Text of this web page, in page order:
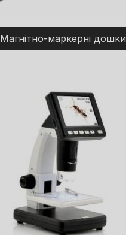
Магнітно-маркерні дошки